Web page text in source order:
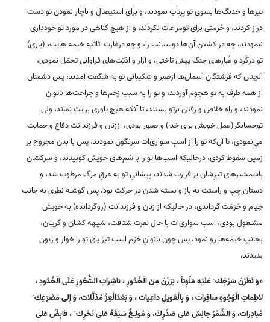
تيرها و خدنگ‌ها بسوى تو پرتاب نمودند، و براى استيصال و ناچار نمودن تو دست
دراز كردند، و حُرمتى براى تومراعات نكردند، و از هيچ گناهى در مورد تو خوددارى
ننمودند، چه در كشتن آن‌ها دوستانت را، و چه درغارت اثاثيه خيمه هايت، (بارى)
تو درگَرد و غُبارهاى جنگ پيش تاختى، و آزار و اذيّت‌هاى فراوانى تحمّل نمودى،
آنچنان كه فرشتگانِ آسمان‌ها ازصبر و شكيبائى تو به شگفت آمدند، پس دشمنان
از همه طرف به تو هجوم آوردند، و تو را به سبب زخم‌ها و جراحت‌ها ناتوان
نمودند، و راه خلاص و رفتن برتو بستند، تا آنكه هيچ ياورى برايت نماند، ولى
توحسابگر(عمل خويش براى خدا) و صبور بودى، اززنان و فرزندانت دفاع و حمايت
مي‌نمودى، تا آن‌كه تو را از اسبِ سوارى‌ات سرنگون نمودند، پس با بدن مجروح بر
زمين سقوط كردى، درحاليكه اسب‌ها تو را با سُم‌هاى خويش كوبيدند، و سركشان
باشمشيرهاى تيزِشان بر فرازت شدند، پيشانىِ تو به عرقِ مرگ مرطوب شد، و
دستانِ چپ و راستت به باز و بسته شدن در حركت بود، پس گوشـه نظرى به جانب
خِيام و حَرَمَت گرداندى، در حاليكه از زنان و فرزندانت (روگردانده) به خويش
مشـغول بودى، اسبِ سوارى‌ات با حال نفرت شتافت، شيـهه كشان و گريـان،
بجانبِ خيمه‌ها رو نمود، پس چون بانوانِ حَرَم اسبِ تيز پاى تو را خوار و زبون
بديدند،
«وَ نَظَرْنَ سَرْجَك َ عَلَيْهِ مَلْوِيّاً ، بَرَزْنَ مِنَ الْخُدُورِ ، ناشِراتِ الشُّعُورِ عَلَى الْخُدُودِ ،
لاطِماتِ الْوُجُوهِ سافِرات ، وَ بِالْعَويلِ داعِيات ، وَ بَعْدَالْعِزِّ مُذَلَّلات، وَ إِلى مَصْرَعِك َ
مُبادِرات، وَ الشِّمْرُ جالِسٌ عَلى صَدْرِكَ، وَ مُولِـغٌ سَيْفَهُ عَلى نَحْرِك َ ، قابِضٌ عَلى